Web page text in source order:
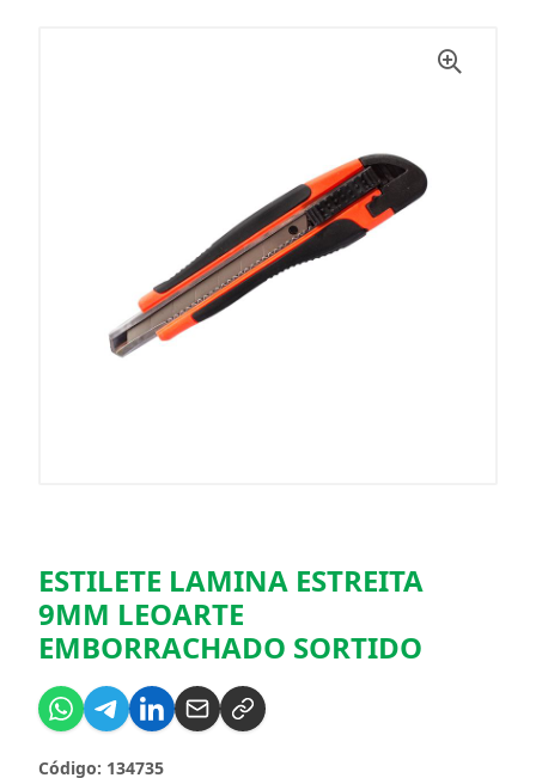
ESTILETE LAMINA ESTREITA
9MM LEOARTE
EMBORRACHADO SORTIDO
Código: 134735